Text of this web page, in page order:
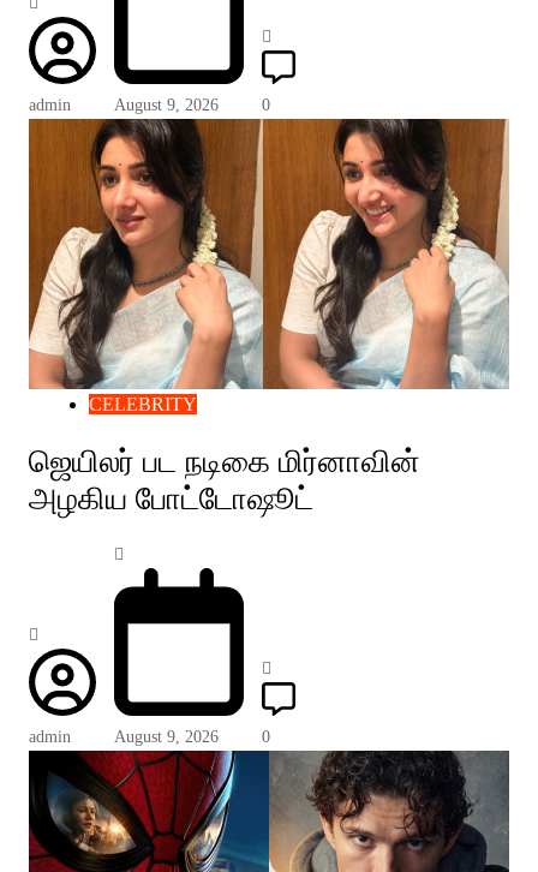
admin August 9, 2026 0
CELEBRITY
ஜெயிலர் பட நடிகை மிர்னாவின்
அழகிய போட்டோஷூட்
admin August 9, 2026 0